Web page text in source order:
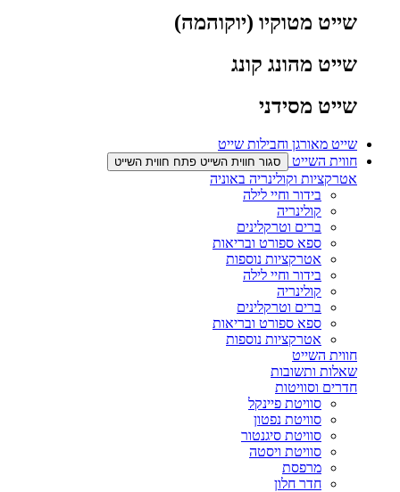
שייט מטוקיו (יוקוהמה)
שייט מהונג קונג
שייט מסידני
שייט מאורגן וחבילות שייט
חווית השייט
סגור חווית השייט פתח חווית השייט
אטרקציות וקולינריה באוניה
בידור וחיי לילה
קולינריה​
ברים וטרקלינים​
ספא ספורט ובריאות
אטרקציות נוספות​
בידור וחיי לילה
קולינריה​
ברים וטרקלינים​
ספא ספורט ובריאות
אטרקציות נוספות​
חווית השייט
שאלות ותשובות
חדרים וסוויטות
סוויטת פיינקל
סוויטת נפטון
סוויטת סיגנטור
סוויטת ויסטה
מרפסת
חדר חלון